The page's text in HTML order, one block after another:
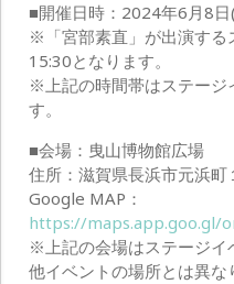
■開催日時：2024年6月8
※「宮部素直」が出演する
15:30となります。
※上記の時間帯はステージ
す。
■会場：曳山博物館広場
住所：滋賀県長浜市元浜町
Google MAP：
https://maps.app.goo.gl/
※上記の会場はステージイ
他イベントの場所とは異な